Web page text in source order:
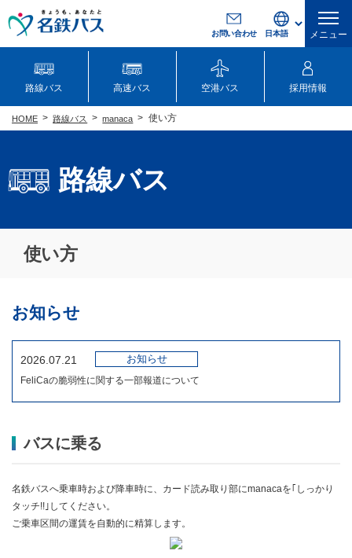
お問い合わせ メニュー
路線バス 高速バス 空港バス 採用情報
路線バス
HOME 路線バス manaca 使い方
使い方
お知らせ
2026.07.21 お知らせ
FeliCaの脆弱性に関する一部報道について
バスに乗る
名鉄バスへ乗車時および降車時に、カード読み取り部にmanacaを｢しっかり
タッチ!!｣してください。
ご乗車区間の運賃を自動的に精算します。